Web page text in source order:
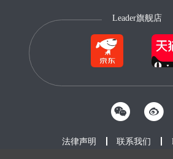
Leader旗舰店
法律声明 联系我们